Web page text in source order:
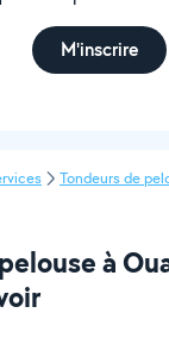
M'inscrire
Tondeurs de
à